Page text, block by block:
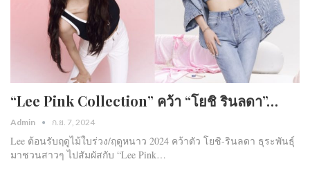
“Lee Pink Collection” คว้า “โยชิ รินลดา”…
Admin ก.ย. 7, 2024
Lee ต้อนรับฤดูไม้ใบร่วง/ฤดูหนาว 2024 คว้าตัว โยชิ-รินลดา ธุระพันธุ์
มาชวนสาวๆ ไปสัมผัสกับ “Lee Pink…